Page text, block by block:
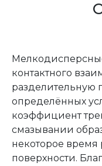
контактного
разделительную
определённых
коэффициент
смазывании
некоторое время
поверхности.